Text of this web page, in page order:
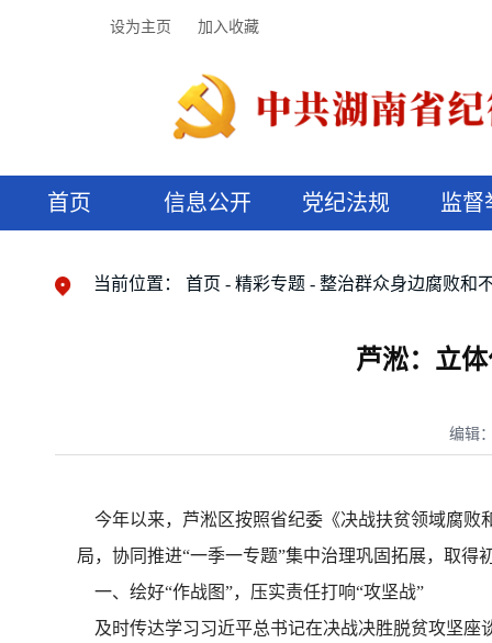
设为主页 加入收藏
首页 信息公开 党纪法规 监督
当前位置： 首页 精彩专题 整治群众身边腐败和
芦淞：立
编辑
今年以来，芦淞区按照省纪委《决战扶贫领域腐败
局，协同推进“一季一专题”集中治理巩固拓展，取得
一、绘好“作战图”，压实责任打响“攻坚战”
及时传达学习习近平总书记在决战决胜脱贫攻坚座